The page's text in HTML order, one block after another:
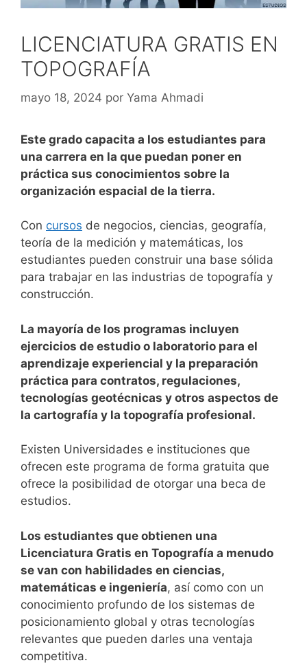
LICENCIATURA GRATIS EN
TOPOGRAFÍA
mayo 18, 2024 por Yama Ahmadi
Este grado capacita a los estudiantes para
una carrera en la que puedan poner en
práctica sus conocimientos sobre la
organización espacial de la tierra.
Con cursos de negocios, ciencias, geografía,
teoría de la medición y matemáticas, los
estudiantes pueden construir una base sólida
para trabajar en las industrias de topografía y
construcción.
La mayoría de los programas incluyen
ejercicios de estudio o laboratorio para el
aprendizaje experiencial y la preparación
práctica para contratos, regulaciones,
tecnologías geotécnicas y otros aspectos de
la cartografía y la topografía profesional.
Existen Universidades e instituciones que
ofrecen este programa de forma gratuita que
ofrece la posibilidad de otorgar una beca de
estudios.
Los estudiantes que obtienen una
Licenciatura Gratis en Topografía a menudo
se van con habilidades en ciencias,
matemáticas e ingeniería, así como con un
conocimiento profundo de los sistemas de
posicionamiento global y otras tecnologías
relevantes que pueden darles una ventaja
competitiva.